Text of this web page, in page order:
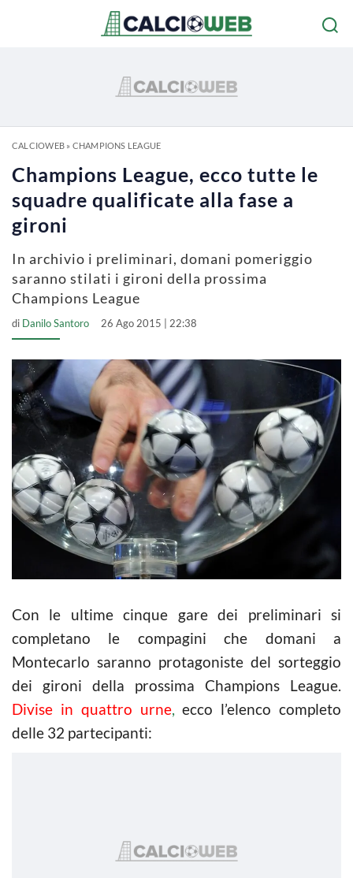
CALCIOWEB» CHAMPIONS LEAGUE
Champions League, ecco tutte le
squadre qualificate alla fase a
gironi
In archivio i preliminari, domani pomeriggio
saranno stilati i gironi della prossima
Champions League
di Danilo Santoro 26 Ago 2015 | 22:38
Con le ultime cinque gare dei preliminari si
completano le compagini che domani a
Montecarlo saranno protagoniste del sorteggio
dei gironi della prossima Champions League.
Divise in quattro urne, ecco l’elenco completo
delle 32 partecipanti: